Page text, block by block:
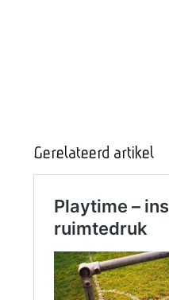
Gerelateerd artikel